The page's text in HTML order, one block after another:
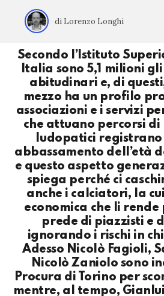
di Lorenzo Longhi
Secondo l’Istituto
Italia sono 5,1 milioni
abitudinari e, di
mezzo ha un profilo
associazioni e i servizi
che attuano percorsi di
ludopatici registrano
abbassamento dell’età
e questo aspetto
spiega perché ci
anche i calciatori, la
economica che li
prede di piazzisti e
ignorando i rischi in
Adesso Nicolò Fagioli,
Nicolò Zaniolo sono
Procura di Torino per
mentre, al tempo,